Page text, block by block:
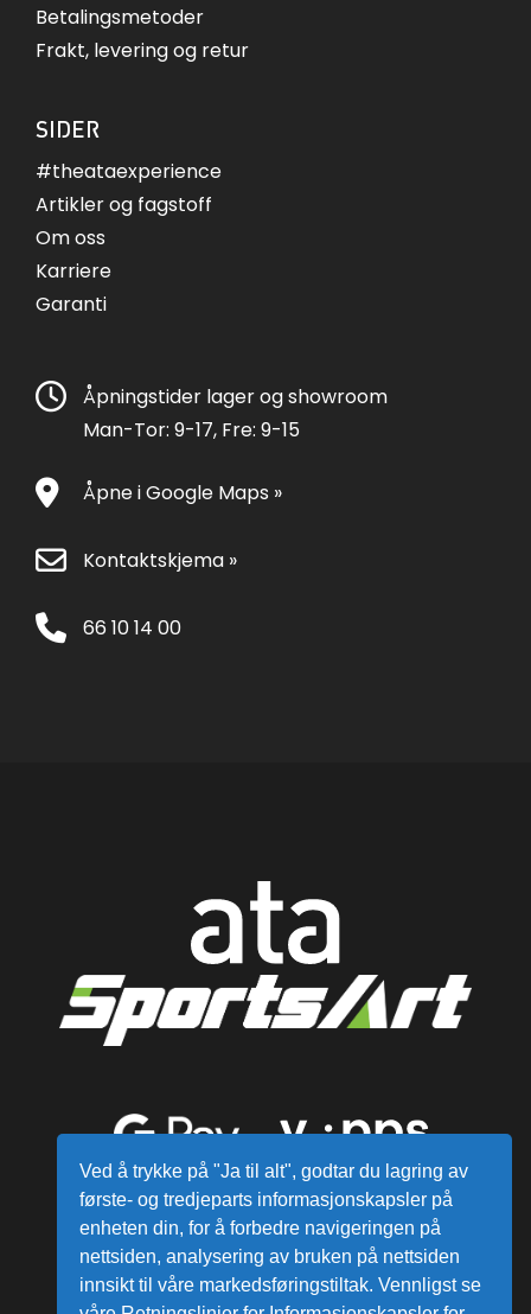
Betalingsmetoder
Frakt, levering og retur
SIDER
#theataexperience
Artikler og fagstoff
Om oss
Karriere
Garanti
Åpningstider lager og showroom
Man-Tor: 9-17, Fre: 9-15
Åpne i Google Maps »
Kontaktskjema »
66 10 14 00
Ved å trykke på "Ja til alt", godtar du lagring av
første- og tredjeparts informasjonskapsler på
enheten din, for å forbedre navigeringen på
nettsiden, analysering av bruken på nettsiden
innsikt til våre markedsføringstiltak. Vennligst se